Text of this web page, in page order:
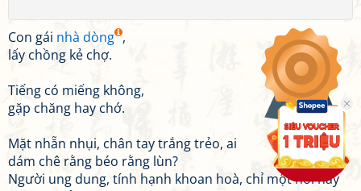
Con gái nhà dòng ,
lấy chồng kẻ chợ.
Tiếng có miếng không,
gặp chăng hay chớ.
Mặt nhẵn nhụi, chân tay trắng trẻo, ai
dám chê rằng béo rằng lùn?
Người ung dung, tính hạnh khoan hoà, chỉ một nỗi hay